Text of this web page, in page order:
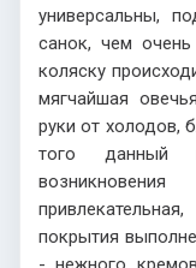
универсальны,
санок, чем
коляску
мягчайшая
руки от холодов,
того данный
покрытия